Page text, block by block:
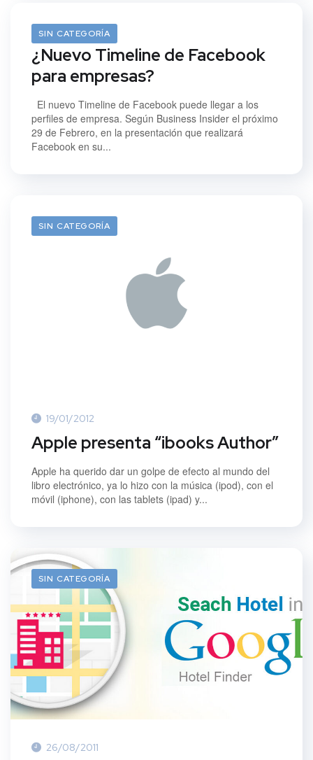
SIN CATEGORÍA
30/01/2012
¿Nuevo Timeline de Facebook
para empresas?
El nuevo Timeline de Facebook puede llegar a los
perfiles de empresa. Según Business Insider el próximo
29 de Febrero, en la presentación que realizará
Facebook en su...
SIN CATEGORÍA
19/01/2012
Apple presenta “ibooks Author”
Apple ha querido dar un golpe de efecto al mundo del
libro electrónico, ya lo hizo con la música (ipod), con el
móvil (iphone), con las tablets (ipad) y...
SIN CATEGORÍA
26/08/2011